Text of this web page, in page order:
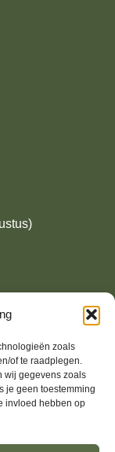
zoals
of te raadplegen.
wij gegevens zoals
je geen toestemming
invloed hebben op